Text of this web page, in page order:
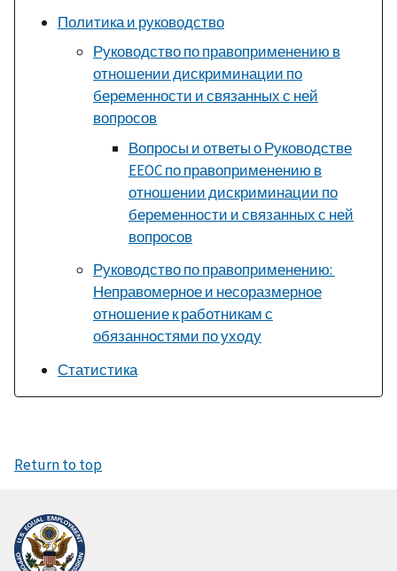
Политика и руководство
Руководство по правоприменению в
отношении дискриминации по
беременности и связанных с ней
вопросов
Вопросы и ответы о Руководстве
EEOC по правоприменению в
отношении дискриминации по
беременности и связанных с ней
вопросов
Руководство по правоприменению:
Неправомерное и несоразмерное
отношение к работникам с
обязанностями по уходу
Статистика
Return to top